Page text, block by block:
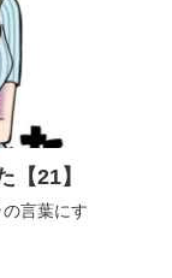
【21】
言葉にす